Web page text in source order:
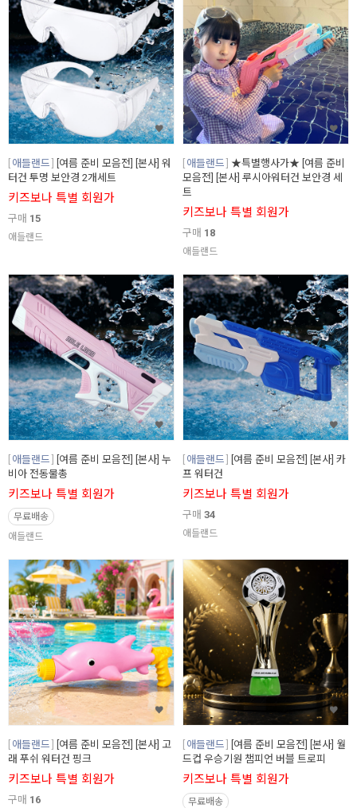
애들랜드
[여름 준비 모음전] [본사] 워
터건 투명 보안경 2개세트
키즈보나 특별 회원가
구매 15
애들랜드
애들랜드
★특별행사가★ [여름 준비
모음전] [본사] 루시아워터건 보안경 세
트
키즈보나 특별 회원가
구매 18
애들랜드
애들랜드
[여름 준비 모음전] [본사] 누
비아 전동물총
키즈보나 특별 회원가
무료배송
애들랜드
애들랜드
[여름 준비 모음전] [본사] 카
프 워터건
키즈보나 특별 회원가
구매 34
애들랜드
애들랜드
[여름 준비 모음전] [본사] 고
래 푸쉬 워터건 핑크
키즈보나 특별 회원가
구매 16
애들랜드
[여름 준비 모음전] [본사] 월
드컵 우승기원 챔피언 버블 트로피
키즈보나 특별 회원가
무료배송